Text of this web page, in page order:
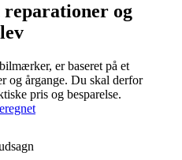
og
er baseret på et
og årgange. Du skal derfor
pris og besparelse.